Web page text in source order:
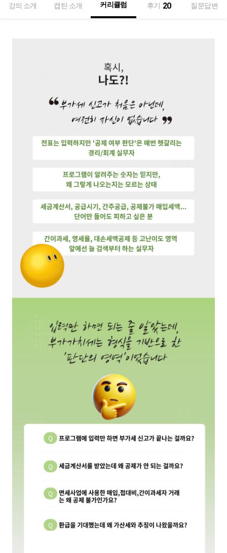
강의 소개 캡틴 소개 커리큘럼 후기 20 질문답변